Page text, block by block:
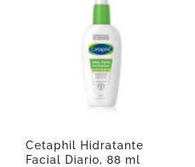
Cetaphil Hidratante
Facial Diario, 88 ml